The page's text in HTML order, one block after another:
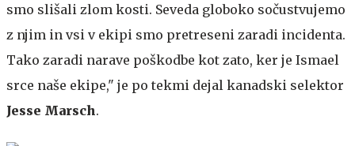
smo slišali zlom kosti. Seveda globoko sočustvujemo
z njim in vsi v ekipi smo pretreseni zaradi incidenta.
Tako zaradi narave poškodbe kot zato, ker je Ismael
srce naše ekipe," je po tekmi dejal kanadski selektor
Jesse Marsch.